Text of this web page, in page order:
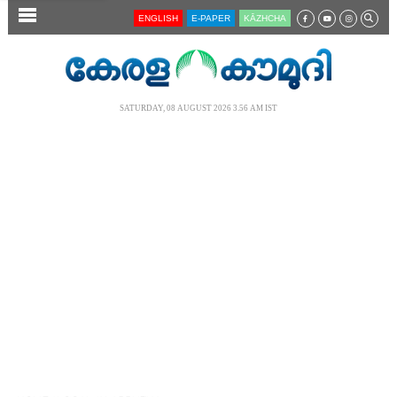
SECTIONS ENGLISH E-PAPER KĀZHCHA
SATURDAY, 08 AUGUST 2026 3.56 AM IST